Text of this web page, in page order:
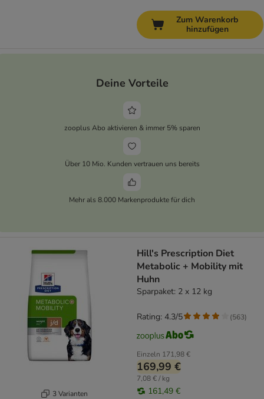
Zum Warenkorb
hinzufügen
Deine Vorteile
zooplus Abo aktivieren & immer 5% sparen
Über 10 Mio. Kunden vertrauen uns bereits
Mehr als 8.000 Markenprodukte für dich
3 Varianten
Hill's Prescription Diet
Metabolic + Mobility mit
Huhn
Sparpaket: 2 x 12 kg
Einzeln 171,98 €
169,99 €
7,08 € / kg
161,49 €
Rating: 4.3/5 (563)